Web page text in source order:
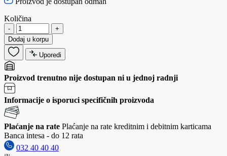
Količina
-
+
Dodaj u korpu
Uporedi
Proizvod trenutno nije dostupan ni u jednoj radnji
Informacije o isporuci specifičnih proizvoda
Plaćanje na rate Plaćanje na rate kreditnim i debitnim karticama
Banca intesa - do 12 rata
032 40 40 40